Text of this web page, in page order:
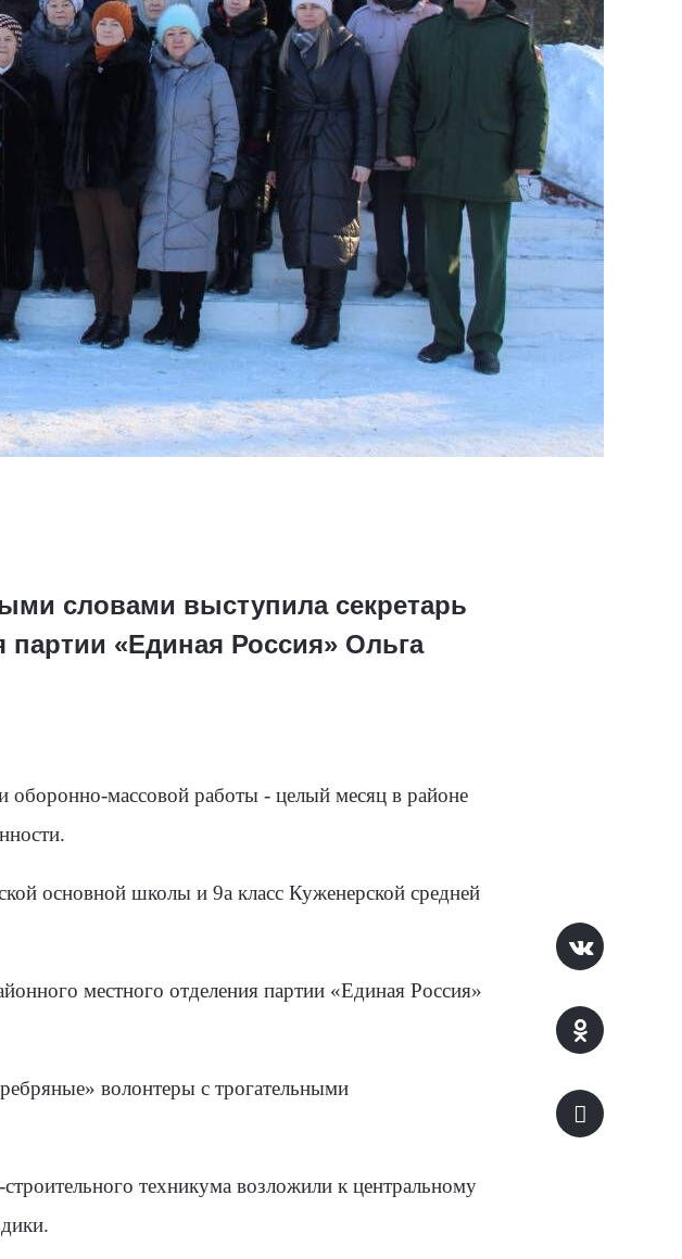
словами выступила секретарь
партии «Единая Россия» Ольга
оборонно-массовой работы - целый месяц в районе
основной школы и 9а класс Куженерской средней
местного отделения партии «Единая Россия»
волонтеры с трогательными
техникума возложили к центральному